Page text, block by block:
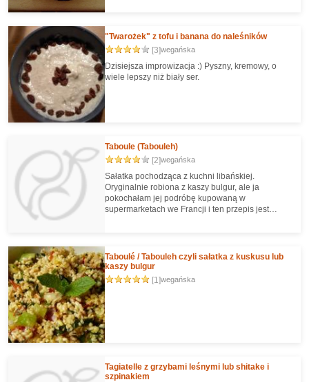
"Twarożek" z tofu i banana do naleśników
[3]wegańska
Dzisiejsza improwizacja :) Pyszny, kremowy, o
wiele lepszy niż biały ser.
Taboule (Tabouleh)
[2]wegańska
Sałatka pochodząca z kuchni libańskiej.
Oryginalnie robiona z kaszy bulgur, ale ja
pokochałam jej podróbę kupowaną w
supermarketach we Francji i ten przepis jest
Taboulé / Tabouleh czyli sałatka z kuskusu lub
kaszy bulgur
[1]wegańska
Tagiatelle z grzybami leśnymi lub shitake i
szpinakiem